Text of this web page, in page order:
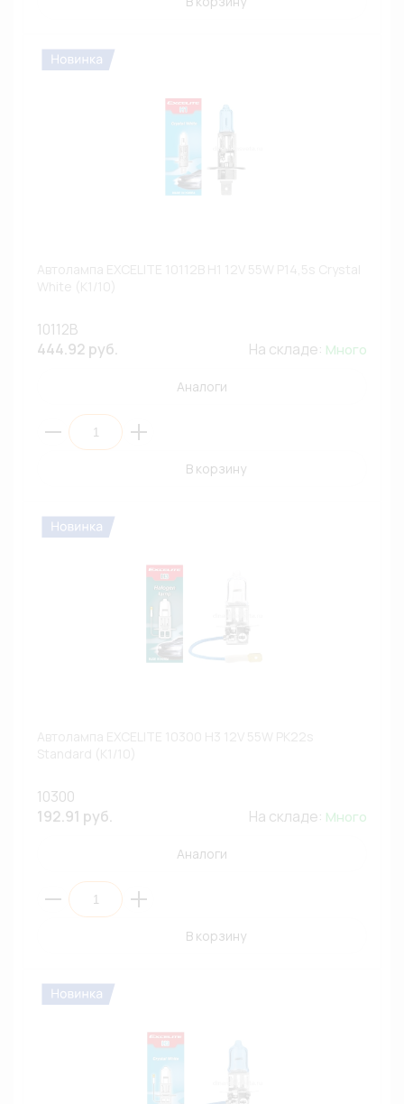
10112B
444.92 руб.
На складе: Много
Аналоги
В корзину
10300
192.91 руб.
На складе: Много
Аналоги
В корзину